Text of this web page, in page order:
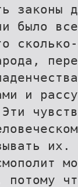
законы
было
и
их.
потому